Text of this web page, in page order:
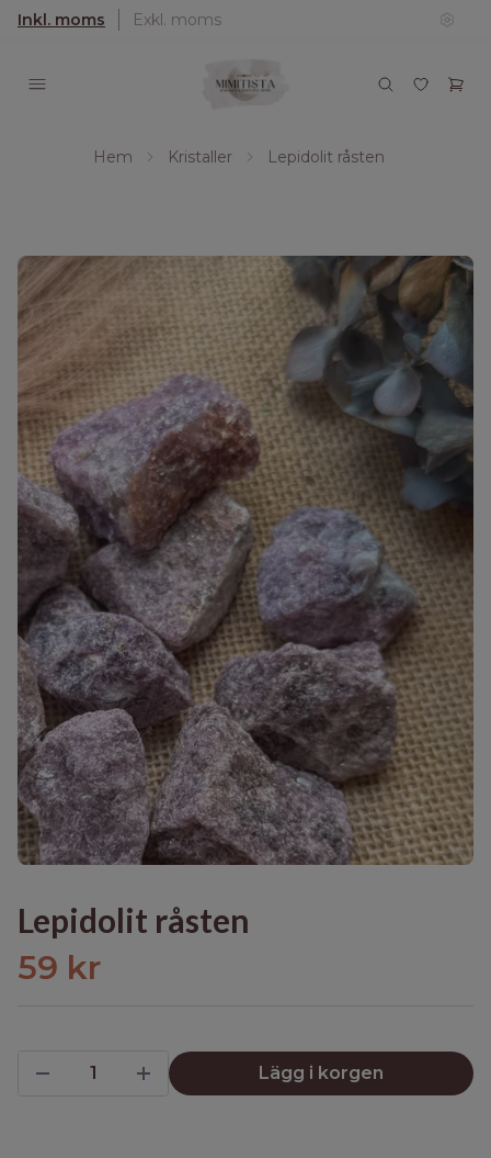
Inkl. moms Exkl. moms
Hem Kristaller Lepidolit råsten
Lepidolit råsten
59 kr
Lägg i korgen